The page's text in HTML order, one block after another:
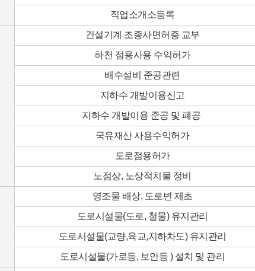
직업소개소등록
건설기계 조종사면허증 교부
하천 점용사용 수익허가
배수설비 준공관련
지하수 개발이용신고
지하수 개발이용 준공 및 폐공
국유재산 사용수익허가
도로점용허가
노점상, 노상적치물 정비
영조물 배상, 도로변 제초
도로시설물(도로, 철물) 유지관리
도로시설물(교량,육교,지하차도) 유지관리
도로시설물(가로등, 보안등 ) 설치 및 관리